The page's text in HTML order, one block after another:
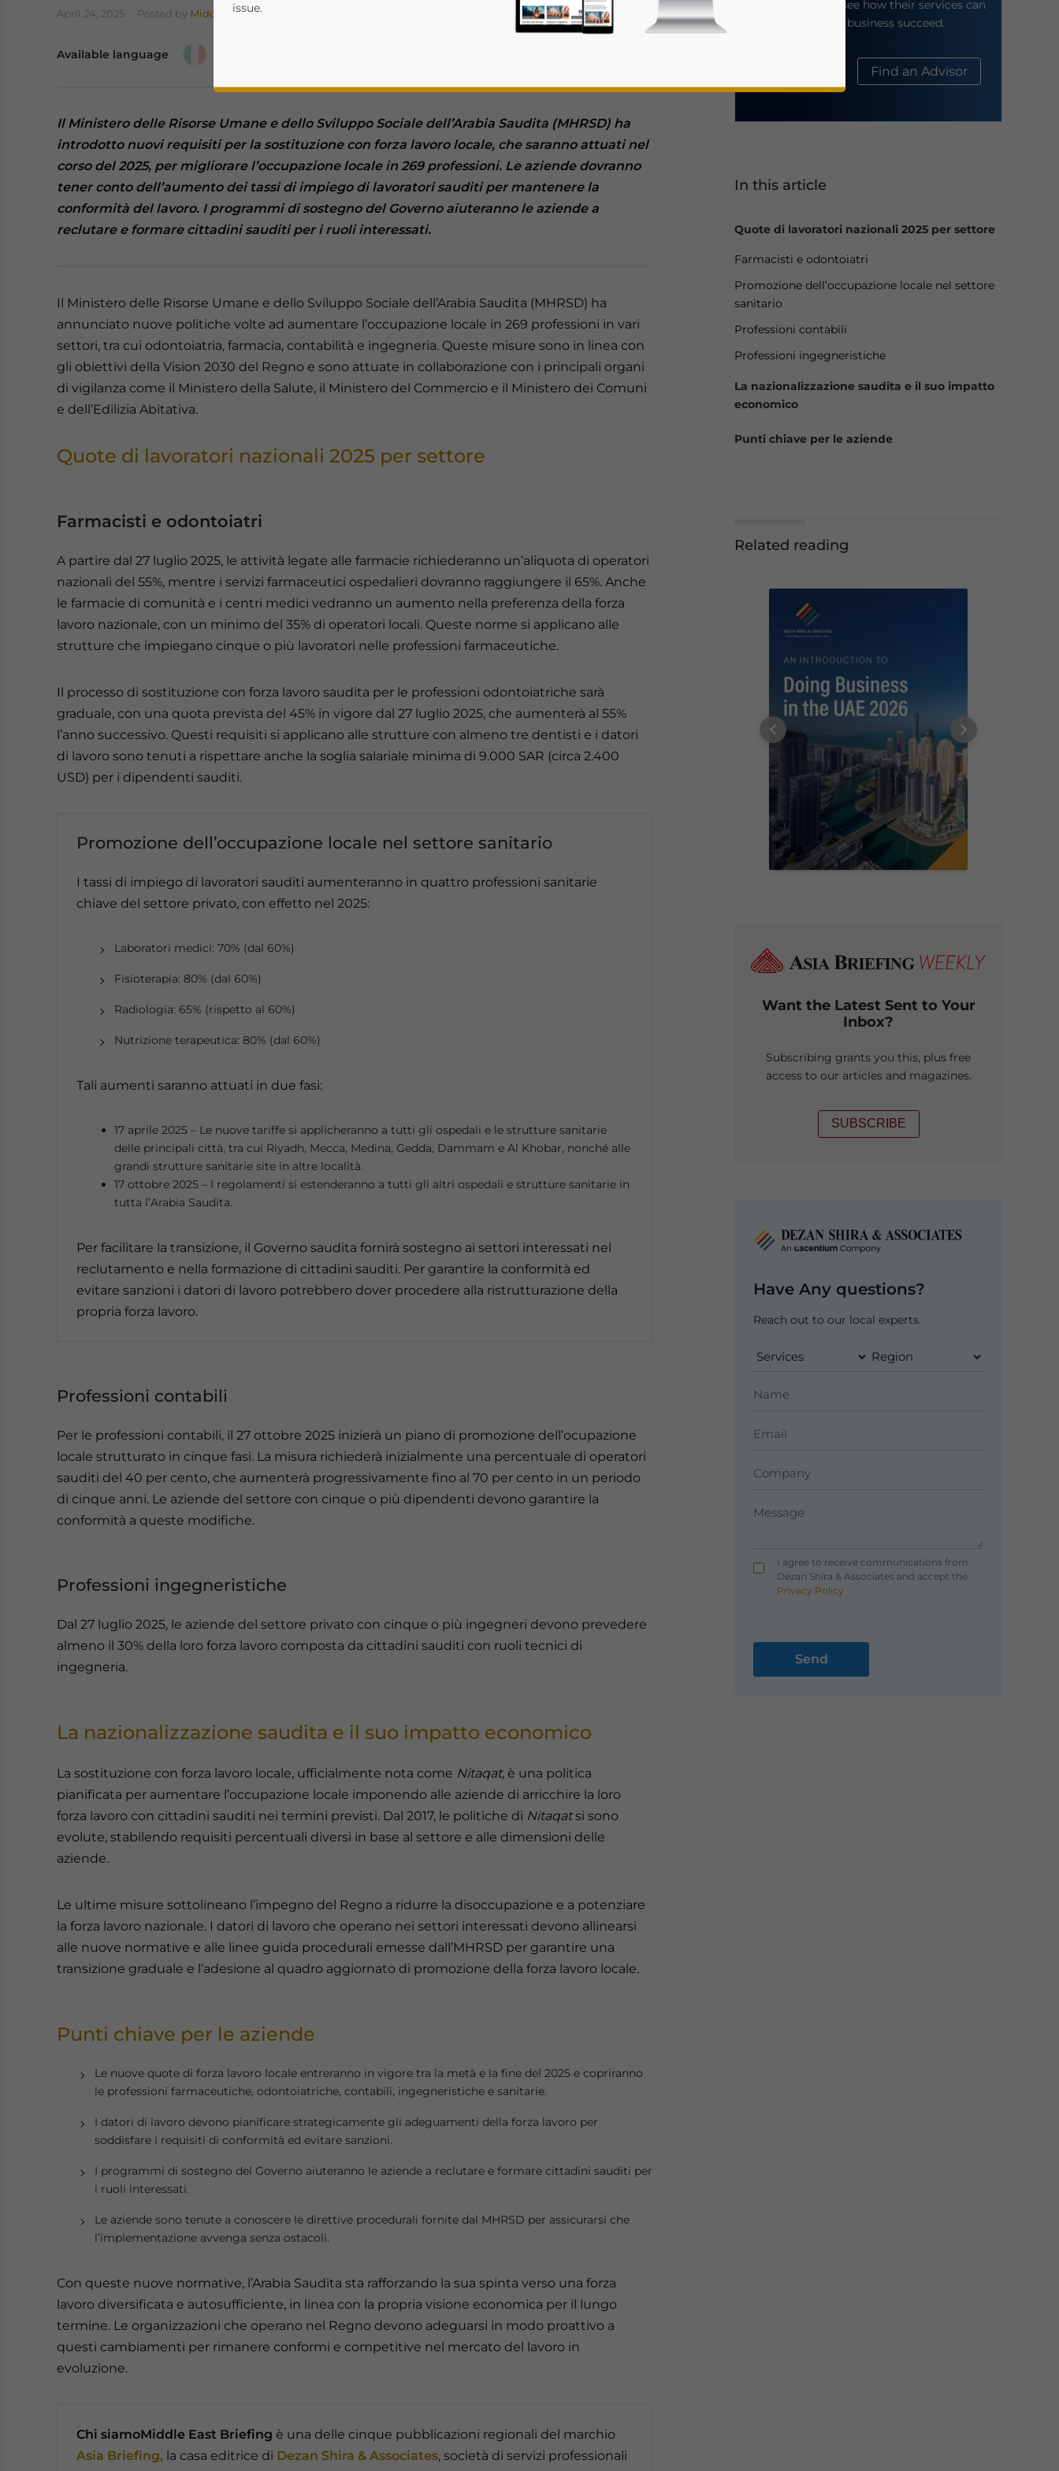
April 24, 2025 Posted by Middle East Briefing
Available language
Il Ministero delle Risorse Umane e dello Sviluppo Sociale dell’Arabia Saudita (MHRSD) ha
introdotto nuovi requisiti per la sostituzione con forza lavoro locale, che saranno attuati nel
corso del 2025, per migliorare l’occupazione locale in 269 professioni. Le aziende dovranno
tener conto dell’aumento dei tassi di impiego di lavoratori sauditi per mantenere la
conformità del lavoro. I programmi di sostegno del Governo aiuteranno le aziende a
reclutare e formare cittadini sauditi per i ruoli interessati.
Il Ministero delle Risorse Umane e dello Sviluppo Sociale dell’Arabia Saudita (MHRSD) ha
annunciato nuove politiche volte ad aumentare l’occupazione locale in 269 professioni in vari
settori, tra cui odontoiatria, farmacia, contabilità e ingegneria. Queste misure sono in linea con
gli obiettivi della Vision 2030 del Regno e sono attuate in collaborazione con i principali organi
di vigilanza come il Ministero della Salute, il Ministero del Commercio e il Ministero dei Comuni
e dell’Edilizia Abitativa.
Quote di lavoratori nazionali 2025 per settore
Farmacisti e odontoiatri
A partire dal 27 luglio 2025, le attività legate alle farmacie richiederanno un’aliquota di operatori
nazionali del 55%, mentre i servizi farmaceutici ospedalieri dovranno raggiungere il 65%. Anche
le farmacie di comunità e i centri medici vedranno un aumento nella preferenza della forza
lavoro nazionale, con un minimo del 35% di operatori locali. Queste norme si applicano alle
strutture che impiegano cinque o più lavoratori nelle professioni farmaceutiche.
Il processo di sostituzione con forza lavoro saudita per le professioni odontoiatriche sarà
graduale, con una quota prevista del 45% in vigore dal 27 luglio 2025, che aumenterà al 55%
l’anno successivo. Questi requisiti si applicano alle strutture con almeno tre dentisti e i datori
di lavoro sono tenuti a rispettare anche la soglia salariale minima di 9.000 SAR (circa 2.400
USD) per i dipendenti sauditi.
Promozione dell’occupazione locale nel settore sanitario
I tassi di impiego di lavoratori sauditi aumenteranno in quattro professioni sanitarie
chiave del settore privato, con effetto nel 2025:
Laboratori medici: 70% (dal 60%)
Fisioterapia: 80% (dal 60%)
Radiologia: 65% (rispetto al 60%)
Nutrizione terapeutica: 80% (dal 60%)
Tali aumenti saranno attuati in due fasi:
17 aprile 2025 – Le nuove tariffe si applicheranno a tutti gli ospedali e le strutture sanitarie
delle principali città, tra cui Riyadh, Mecca, Medina, Gedda, Dammam e Al Khobar, nonché alle
grandi strutture sanitarie site in altre località.
17 ottobre 2025 – I regolamenti si estenderanno a tutti gli altri ospedali e strutture sanitarie in
tutta l’Arabia Saudita.
Per facilitare la transizione, il Governo saudita fornirà sostegno ai settori interessati nel
reclutamento e nella formazione di cittadini sauditi. Per garantire la conformità ed
evitare sanzioni i datori di lavoro potrebbero dover procedere alla ristrutturazione della
propria forza lavoro.
Professioni contabili
Per le professioni contabili, il 27 ottobre 2025 inizierà un piano di promozione dell’ocupazione
locale strutturato in cinque fasi. La misura richiederà inizialmente una percentuale di operatori
sauditi del 40 per cento, che aumenterà progressivamente fino al 70 per cento in un periodo
di cinque anni. Le aziende del settore con cinque o più dipendenti devono garantire la
conformità a queste modifiche.
Professioni ingegneristiche
Dal 27 luglio 2025, le aziende del settore privato con cinque o più ingegneri devono prevedere
almeno il 30% della loro forza lavoro composta da cittadini sauditi con ruoli tecnici di
ingegneria.
La nazionalizzazione saudita e il suo impatto economico
La sostituzione con forza lavoro locale, ufficialmente nota come Nitaqat, è una politica
pianificata per aumentare l’occupazione locale imponendo alle aziende di arricchire la loro
forza lavoro con cittadini sauditi nei termini previsti. Dal 2017, le politiche di Nitaqatsi sono
evolute, stabilendo requisiti percentuali diversi in base al settore e alle dimensioni delle
aziende.
Le ultime misure sottolineano l’impegno del Regno a ridurre la disoccupazione e a potenziare
la forza lavoro nazionale. I datori di lavoro che operano nei settori interessati devono allinearsi
alle nuove normative e alle linee guida procedurali emesse dall’MHRSD per garantire una
transizione graduale e l’adesione al quadro aggiornato di promozione della forza lavoro locale.
Punti chiave per le aziende
Le nuove quote di forza lavoro locale entreranno in vigore tra la metà e la fine del 2025 e copriranno
le professioni farmaceutiche, odontoiatriche, contabili, ingegneristiche e sanitarie.
I datori di lavoro devono pianificare strategicamente gli adeguamenti della forza lavoro per
soddisfare i requisiti di conformità ed evitare sanzioni.
I programmi di sostegno del Governo aiuteranno le aziende a reclutare e formare cittadini sauditi per
i ruoli interessati.
Le aziende sono tenute a conoscere le direttive procedurali fornite dal MHRSD per assicurarsi che
l’implementazione avvenga senza ostacoli.
Con queste nuove normative, l’Arabia Saudita sta rafforzando la sua spinta verso una forza
lavoro diversificata e autosufficiente, in linea con la propria visione economica per il lungo
termine. Le organizzazioni che operano nel Regno devono adeguarsi in modo proattivo a
questi cambiamenti per rimanere conformi e competitive nel mercato del lavoro in
evoluzione.
Chi siamoMiddle East Briefing è una delle cinque pubblicazioni regionali del marchio
Asia Briefing, la casa editrice di Dezan Shira & Associates, società di servizi professionali
their website to see how their services can
help your business succeed.
Find an Advisor
In this article
Quote di lavoratori nazionali 2025 per settore
Farmacisti e odontoiatri
Promozione dell’occupazione locale nel settore
sanitario
Professioni contabili
Professioni ingegneristiche
La nazionalizzazione saudita e il suo impatto
economico
Punti chiave per le aziende
Related reading
Want the Latest Sent to Your
Inbox?
Subscribing grants you this, plus free
access to our articles and magazines.
SUBSCRIBE
Have Any questions?
Reach out to our local experts.
I agree to receive communications from
Dezan Shira & Associates and accept the
Privacy Policy
issue.
- case sensitive